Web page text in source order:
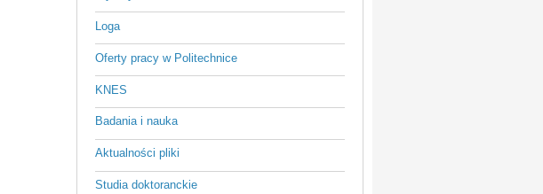
Loga
Oferty pracy w Politechnice
KNES
Badania i nauka
Aktualności pliki
Studia doktoranckie